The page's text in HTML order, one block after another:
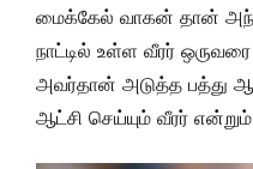
மைக்கேல் வாகன் தான்
நாட்டில் உள்ள வீரர் ஒருவரை
அவர்தான் அடுத்த பத்து
ஆட்சி செய்யும் வீரர் என்றும்